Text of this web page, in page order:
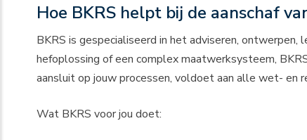
Hoe BKRS helpt bij de aanschaf
BKRS is gespecialiseerd in het adviseren,
hefoplossing of een complex maatwerksysteem,
aansluit op jouw processen, voldoet aan alle wet- en
Wat BKRS voor jou doet: